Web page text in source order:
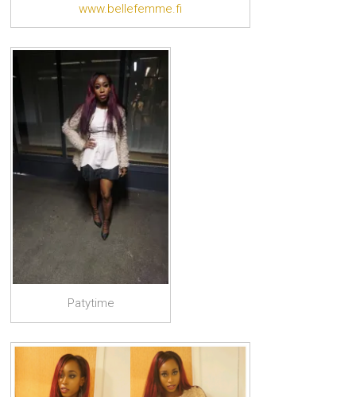
www.bellefemme.fi
Patytime